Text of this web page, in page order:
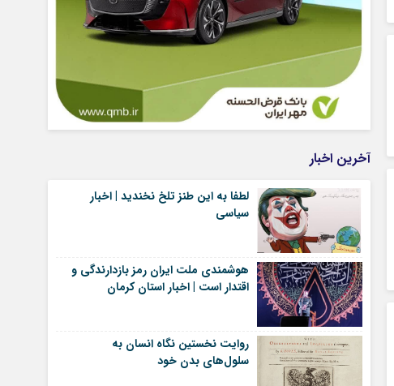
آخرین اخبار
لطفا به این طنز تلخ نخندید | اخبار
سیاسی
هوشمندی ملت ایران رمز بازدارندگی و
اقتدار است | اخبار استان کرمان
روایت نخستین نگاه انسان به
سلول‌های بدن خود